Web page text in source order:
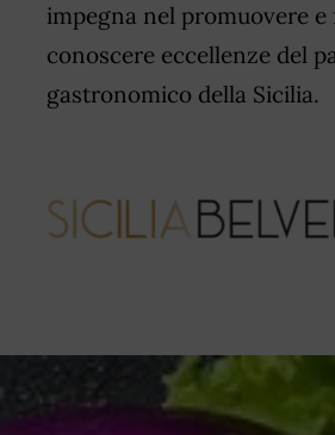
impegna nel promuovere e
conoscere eccellenze del
gastronomico della Sicilia.